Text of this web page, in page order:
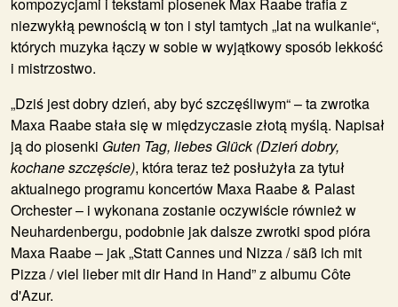
kompozycjami i tekstami piosenek Max Raabe trafia z
niezwykłą pewnością w ton i styl tamtych „lat na wulkanie“,
których muzyka łączy w sobie w wyjątkowy sposób lekkość
i mistrzostwo.
„Dziś jest dobry dzień, aby być szczęśliwym“ – ta zwrotka
Maxa Raabe stała się w międzyczasie złotą myślą. Napisał
ją do piosenki Guten Tag, liebes Glück (Dzień dobry,
kochane szczęście), która teraz też posłużyła za tytuł
aktualnego programu koncertów Maxa Raabe & Palast
Orchester – i wykonana zostanie oczywiście również w
Neuhardenbergu, podobnie jak dalsze zwrotki spod pióra
Maxa Raabe – jak „Statt Cannes und Nizza / säß ich mit
Pizza / viel lieber mit dir Hand in Hand” z albumu Côte
d'Azur.